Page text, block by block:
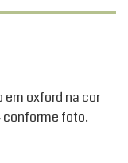
oxford na cor
conforme foto.